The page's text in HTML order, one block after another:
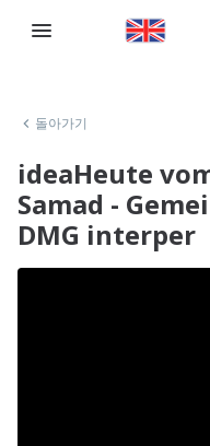
돌아가기
ideaHeute
Samad -
DMG interper